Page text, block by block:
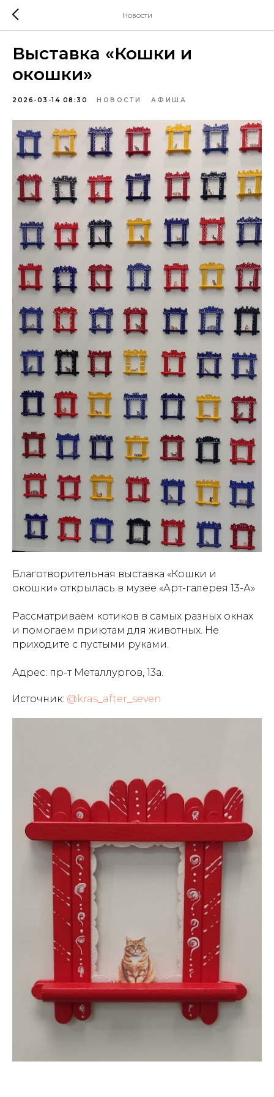
Новости
Выставка «Кошки и
окошки»
2026-03-14 08:30 НОВОСТИ АФИША
Благотворительная выставка «Кошки и
окошки» открылась в музее «Арт-галерея 13-А»
Рассматриваем котиков в самых разных окнах
и помогаем приютам для животных. Не
приходите с пустыми руками.
Адрес: пр-т Металлургов, 13а.
Источник: @kras_after_seven